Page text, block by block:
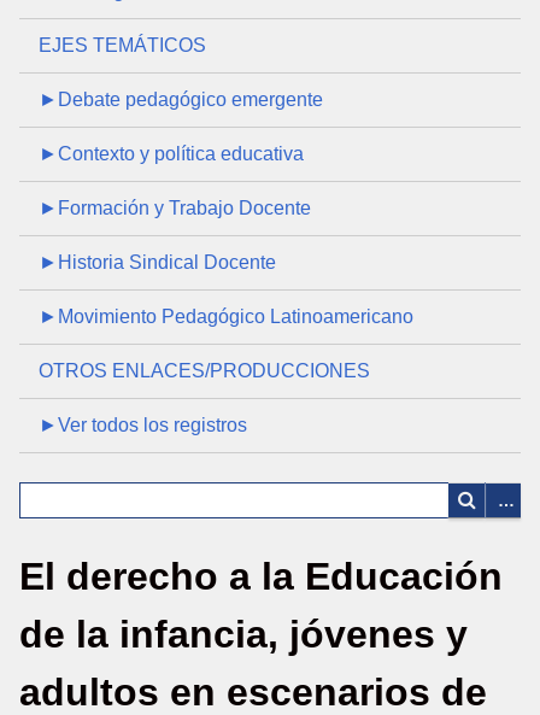
EJES TEMÁTICOS
►Debate pedagógico emergente
►Contexto y política educativa
►Formación y Trabajo Docente
►Historia Sindical Docente
►Movimiento Pedagógico Latinoamericano
OTROS ENLACES/PRODUCCIONES
►Ver todos los registros
El derecho a la Educación
de la infancia, jóvenes y
adultos en escenarios de